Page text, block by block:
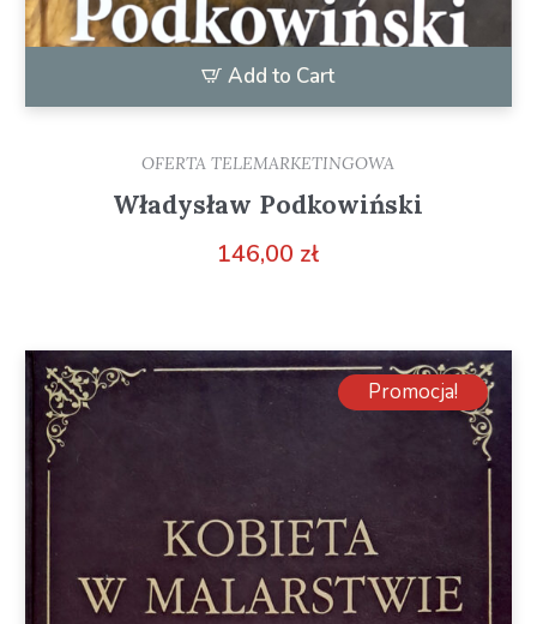
Add to Cart
OFERTA TELEMARKETINGOWA
Władysław Podkowiński
146,00 zł
Promocja!